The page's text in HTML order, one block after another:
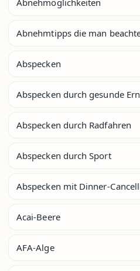
Abnehmtipps die man
Abspecken
Abspecken durch gesunde
Abspecken durch Radfahren
Abspecken durch Sport
Abspecken mit Dinner-
Acai-Beere
AFA-Alge